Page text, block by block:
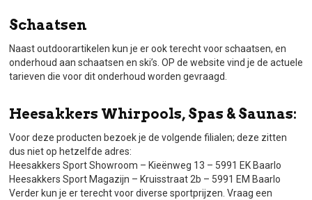
Schaatsen
Naast outdoorartikelen kun je er ook terecht voor schaatsen, en
onderhoud aan schaatsen en ski’s. OP de website vind je de actuele
tarieven die voor dit onderhoud worden gevraagd.
Heesakkers Whirpools, Spas & Saunas:
Voor deze producten bezoek je de volgende filialen; deze zitten
dus niet op hetzelfde adres:
Heesakkers Sport Showroom – Kieënweg 13 – 5991 EK Baarlo
Heesakkers Sport Magazijn – Kruisstraat 2b – 5991 EM Baarlo
Verder kun je er terecht voor diverse sportprijzen. Vraag een